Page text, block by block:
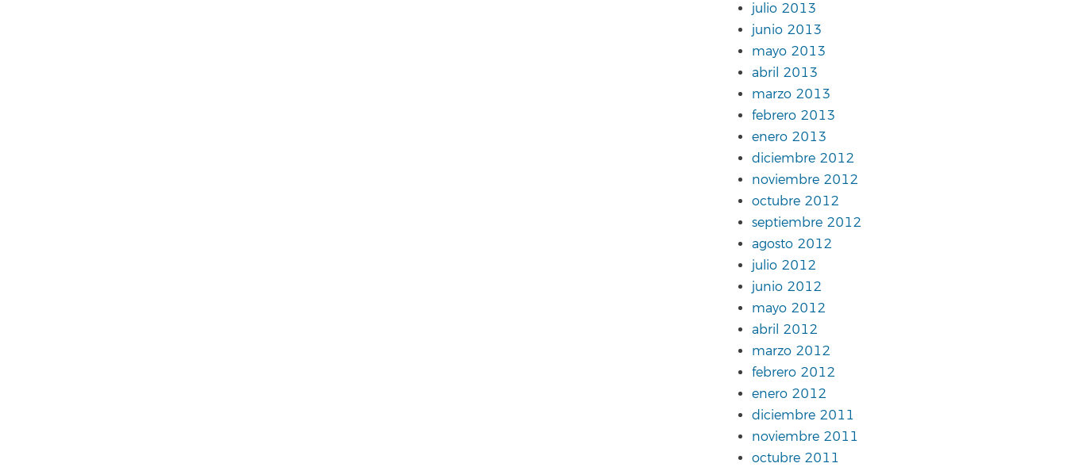
julio 2013
junio 2013
mayo 2013
abril 2013
marzo 2013
febrero 2013
enero 2013
diciembre 2012
noviembre 2012
octubre 2012
septiembre 2012
agosto 2012
julio 2012
junio 2012
mayo 2012
abril 2012
marzo 2012
febrero 2012
enero 2012
diciembre 2011
noviembre 2011
octubre 2011